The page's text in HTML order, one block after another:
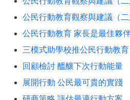
公民行動教育觀察與建議（二
公民行動教育 家長是最佳夥
三模式助學校推公民行動教育
回顧檢討 醞釀下次行動能量
展開行動 公民最可貴的實踐